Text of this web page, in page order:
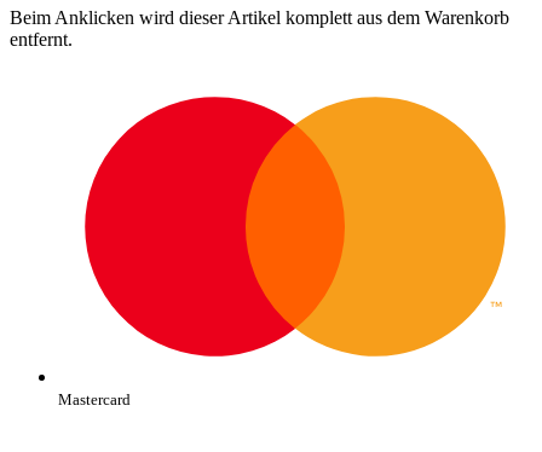
Beim Anklicken wird dieser Artikel komplett aus dem Warenkorb
entfernt.
Mastercard